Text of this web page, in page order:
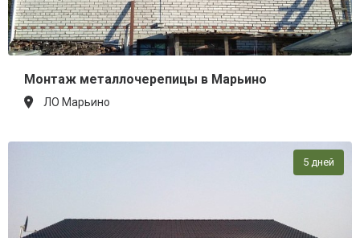
Монтаж металлочерепицы в Марьино
ЛО Марьино
5 дней